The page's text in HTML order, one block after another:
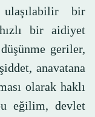
bir
bir aidiyet
geriler,
anavatana
olarak haklı
eğilim, devlet